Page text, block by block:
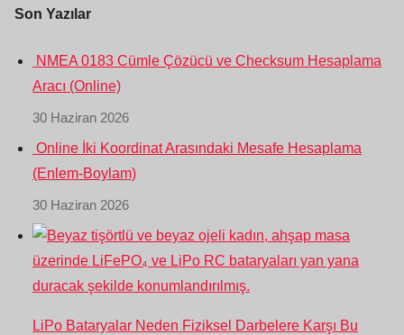
Son Yazılar
NMEA 0183 Cümle Çözücü ve Checksum Hesaplama
Aracı (Online)
30 Haziran 2026
Online İki Koordinat Arasındaki Mesafe Hesaplama
(Enlem-Boylam)
30 Haziran 2026
LiPo Bataryalar Neden Fiziksel Darbelere Karşı Bu